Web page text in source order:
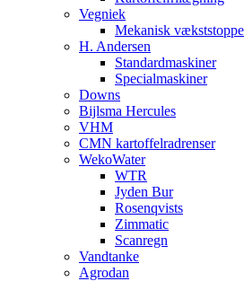
Vegniek
Mekanisk
H. Andersen
Standardmaskiner
Specialmaskiner
Downs
Bijlsma Hercules
VHM
CMN kartoffelradrenser
WekoWater
WTR
Jyden Bur
Rosenqvists
Zimmatic
Scanregn
Vandtanke
Agrodan